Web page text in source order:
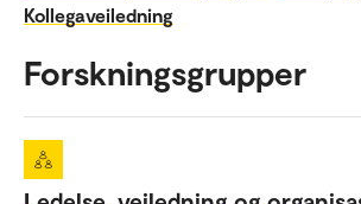
Kollegaveiledning
Forskningsgrupper